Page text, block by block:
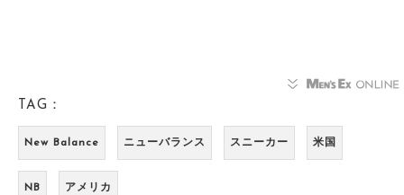
TAG：
New Balance ニューバランス スニーカー 米国
NB アメリカ